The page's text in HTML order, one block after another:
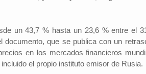
un 43,7 % hasta un 23,6 % entre el
que se publica con un
en los mercados financieros
el propio instituto emisor de Rusia.